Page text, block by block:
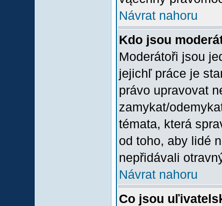
Návrat nahoru
Kdo jsou
Moderátoři jsou
jejichľ práce je
právo upravovat
zamykat/
témata, která
od toho, aby lidé
nepřidávali
Návrat nahoru
Co jsou